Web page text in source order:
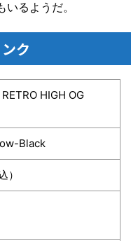
るようだ。
ク
HIGH OG
Black
）